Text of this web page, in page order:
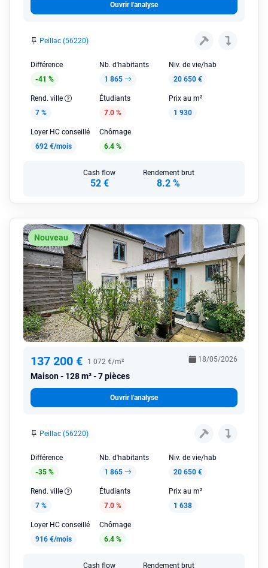
Ouvrir l'analyse
Peillac (56220)
Différence
-41 %
Nb. d'habitants
1 865
Niv. de vie/hab
20 650 €
Rend. ville
7 %
Étudiants
7.0 %
Prix au m²
1 930
Loyer HC conseillé
692 €/mois
Chômage
6.4 %
Cash flow
52 €
Rendement brut
8.2 %
Nouveau
137 200 € 1 072 €/m²
Maison 128 m² - 7 pièces
18/05/2026
Ouvrir l'analyse
Peillac (56220)
Différence
-35 %
Nb. d'habitants
1 865
Niv. de vie/hab
20 650 €
Rend. ville
7 %
Étudiants
7.0 %
Prix au m²
1 638
Loyer HC conseillé
916 €/mois
Chômage
6.4 %
Cash flow Rendement brut